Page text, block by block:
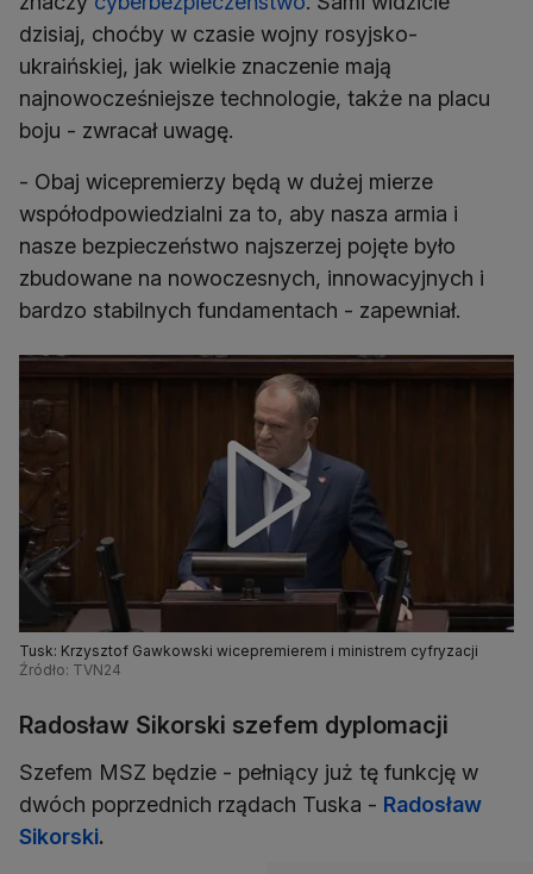
dzisiaj, choćby w czasie wojny rosyjsko-
ukraińskiej, jak wielkie znaczenie mają
najnowocześniejsze technologie, także na placu
boju - zwracał uwagę.
- Obaj wicepremierzy będą w dużej mierze
współodpowiedzialni za to, aby nasza armia i
nasze bezpieczeństwo najszerzej pojęte było
zbudowane na nowoczesnych, innowacyjnych i
bardzo stabilnych fundamentach - zapewniał.
Tusk: Krzysztof Gawkowski wicepremierem i ministrem cyfryzacji
Źródło: TVN24
Radosław Sikorski szefem dyplomacji
Szefem MSZ będzie - pełniący już tę funkcję w
dwóch poprzednich rządach Tuska - Radosław
Sikorski.